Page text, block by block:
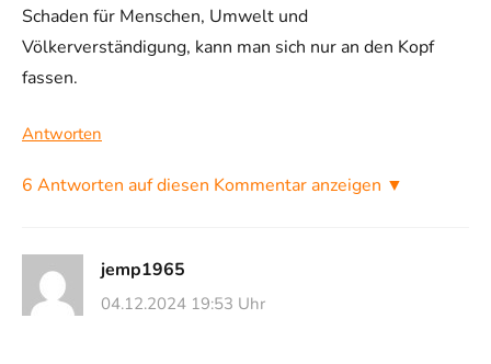
Schaden für Menschen, Umwelt und
Völkerverständigung, kann man sich nur an den Kopf
fassen.
Antworten
6 Antworten auf diesen Kommentar anzeigen ▼
jemp1965
04.12.2024 19:53 Uhr